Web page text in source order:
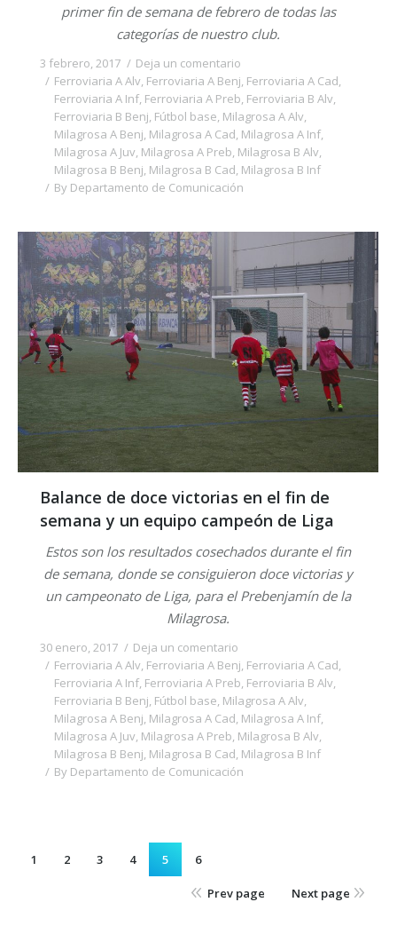
primer fin de semana de febrero de todas las
categorías de nuestro club.
3 febrero, 2017
Deja un comentario
Ferroviaria A Alv, Ferroviaria A Benj, Ferroviaria A Cad,
Ferroviaria A Inf, Ferroviaria A Preb, Ferroviaria B Alv,
Ferroviaria B Benj, Fútbol base, Milagrosa A Alv,
Milagrosa A Benj, Milagrosa A Cad, Milagrosa A Inf,
Milagrosa A Juv, Milagrosa A Preb, Milagrosa B Alv,
Milagrosa B Benj, Milagrosa B Cad, Milagrosa B Inf
By Departamento de Comunicación
Balance de doce victorias en el fin de
semana y un equipo campeón de Liga
Estos son los resultados cosechados durante el fin
de semana, donde se consiguieron doce victorias y
un campeonato de Liga, para el Prebenjamín de la
Milagrosa.
30 enero, 2017
Deja un comentario
Ferroviaria A Alv Ferroviaria A Benj Ferroviaria A Cad
Ferroviaria A Inf Ferroviaria A Preb Ferroviaria B Alv
Ferroviaria B Benj Fútbol base Milagrosa A Alv
Milagrosa A Benj Milagrosa A Cad Milagrosa A Inf
Milagrosa A Juv Milagrosa A Preb Milagrosa B Alv
Milagrosa B Benj Milagrosa B Cad Milagrosa B Inf
By Departamento de Comunicación
1 2 3 4 5 6
Prev page Next page